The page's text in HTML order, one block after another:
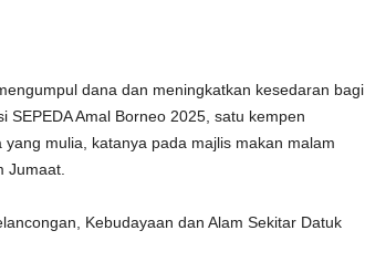
dana dan meningkatkan kesedaran bagi
Amal Borneo 2025, satu kempen
mulia, katanya pada majlis makan malam
Jumaat.
Kebudayaan dan Alam Sekitar Datuk